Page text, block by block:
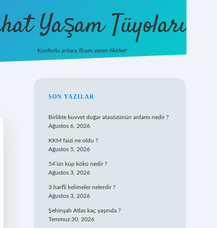
Yaşam Tüyoları
Konforlu anlara ilham veren fikirler!
SIDEBAR
SON YAZILAR
Birlikte kuvvet doğar atasözünün anlamı nedir ?
Ağustos 6, 2026
KKM faizi ne oldu ?
Ağustos 5, 2026
54’ün küp kökü nedir ?
Ağustos 3, 2026
3 harfli kelimeler nelerdir ?
Ağustos 3, 2026
Şehinşah Atlas kaç yaşında ?
Temmuz 30, 2026